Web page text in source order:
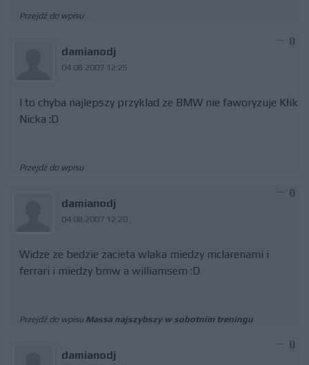
Przejdź do wpisu
damianodj
04.08.2007 12:25
0
I to chyba najlepszy przyklad ze BMW nie faworyzuje Kłik
Nicka :D
Przejdź do wpisu
damianodj
04.08.2007 12:20
0
Widze ze bedzie zacieta wlaka miedzy mclarenami i
ferrari i miedzy bmw a williamsem :D
Przejdź do wpisu Massa najszybszy w sobotnim treningu
damianodj
0